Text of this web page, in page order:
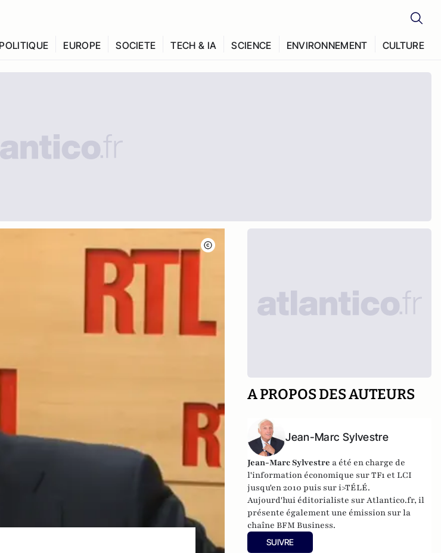
EUROPE SOCIETE TECH & IA SCIENCE ENVIRONNEMENT CULTURE
A PROPOS DES AUTEURS
Jean-Marc Sylvestre
Jean-Marc Sylvestre a été en charge de
l'information économique sur TF1 et LCI
jusqu'en 2010 puis sur i>TÉLÉ.
Aujourd'hui éditorialiste sur Atlantico.fr, il
présente également une émission sur la
chaîne BFM Business.
SUIVRE